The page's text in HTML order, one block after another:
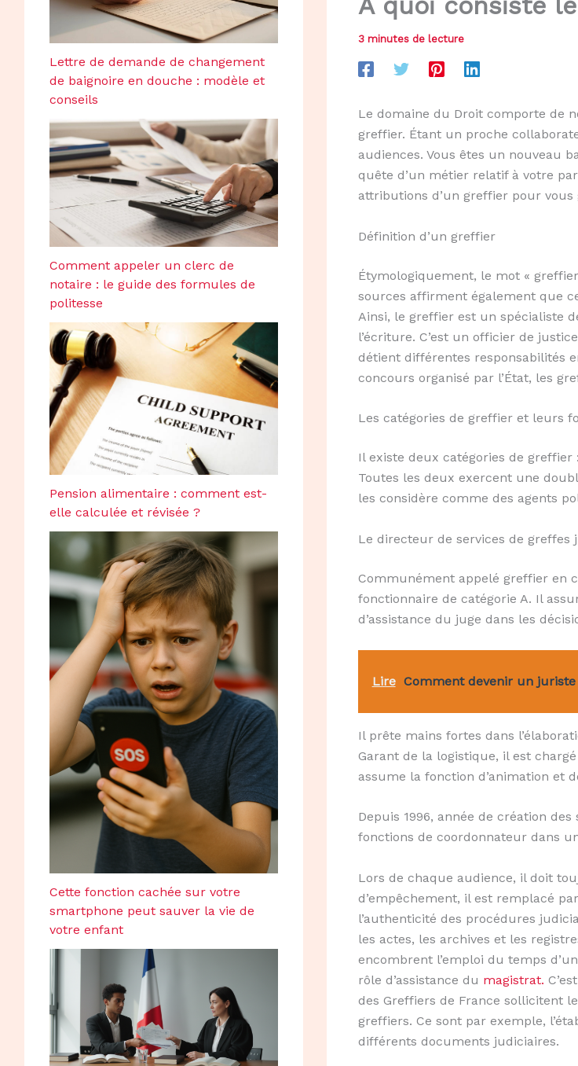
Lettre de demande de changement
de baignoire en douche : modèle et
conseils
Comment appeler un clerc de
notaire : le guide des formules de
politesse
Pension alimentaire : comment est-
elle calculée et révisée ?
Cette fonction cachée sur votre
smartphone peut sauver la vie de
votre enfant
3 minutes de lecture
Le domaine du Droit comporte de
greffier. Étant un proche
audiences. Vous êtes un nouveau
quête d’un métier relatif à votre
attributions d’un greffier pour
Définition d’un greffier
Étymologiquement, le mot «
sources affirment également que
Ainsi, le greffier est un spécialiste
l’écriture. C’est un officier de
détient différentes responsabilités
concours organisé par l’État, les
Les catégories de greffier et leurs
Il existe deux catégories de
Toutes les deux exercent une
les considère comme des agents
Le directeur de services de greffes
Communément appelé greffier en
fonctionnaire de catégorie A. Il
d’assistance du juge dans les
Lire Comment devenir un
Il prête mains fortes dans
Garant de la logistique, il est
assume la fonction d’animation et
Depuis 1996, année de création
fonctions de coordonnateur dans
Lors de chaque audience, il doit
d’empêchement, il est remplacé
l’authenticité des procédures
les actes, les archives et les
encombrent l’emploi du temps
rôle d’assistance du magistrat.
des Greffiers de France sollicitent
greffiers. Ce sont par exemple,
différents documents judiciaires.